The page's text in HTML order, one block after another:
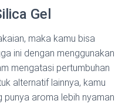
Gel
maka kamu bisa
ini dengan menggunakan
mengatasi pertumbuhan
alternatif lainnya, kamu
punya aroma lebih nyaman